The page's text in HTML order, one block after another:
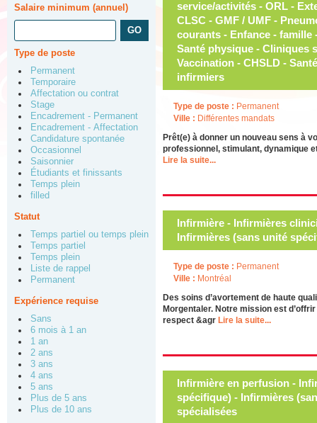
Salaire minimum (annuel)
Type de poste
Permanent
Temporaire
Affectation ou contrat
Stage
Encadrement - Permanent
Encadrement - Affectation
Candidature spontanée
Occasionnel
Saisonnier
Étudiants et finissants
Temps plein
filled
Statut
Temps partiel ou temps plein
Temps partiel
Temps plein
Liste de rappel
Permanent
Expérience requise
Sans
6 mois à 1 an
1 an
2 ans
3 ans
4 ans
5 ans
Plus de 5 ans
Plus de 10 ans
Type de poste : Permanent
Ville : Différentes mandats
Prêt(e) à donner un nouveau sens à
professionnel, stimulant, dynamique
Lire la suite...
Infirmière - Infirmières
Infirmières (sans unité
Type de poste : Permanent
Ville : Montréal
Des soins d’avortement de haute
Morgentaler. Notre mission est
respect &agr Lire la suite...
Infirmière en perfusion -
spécifique) - Infirmières
spécialisées